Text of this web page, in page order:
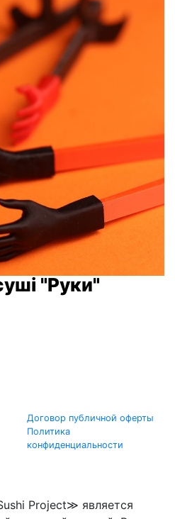
"Руки"
Договор публичной оферты
Политика
конфиденциальности
Project≫ является